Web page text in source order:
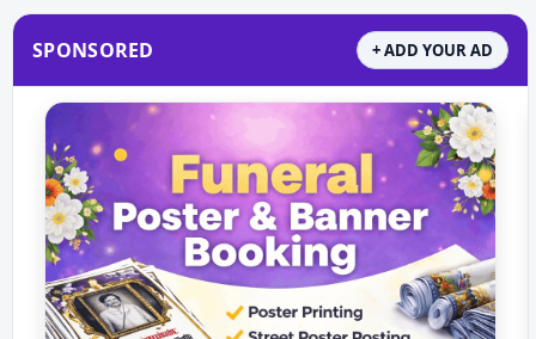
SPONSORED + ADD YOUR AD